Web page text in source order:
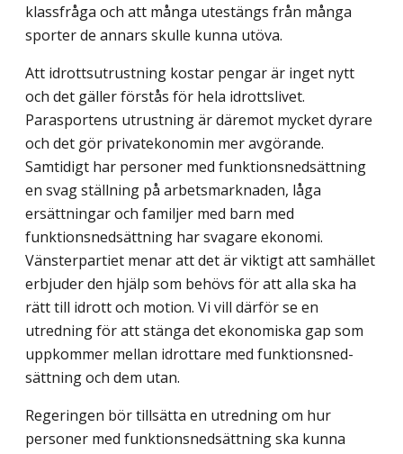
klassfråga och att många utestängs från många
sporter de annars skulle kunna utöva.
Att idrottsutrustning kostar pengar är inget nytt
och det gäller förstås för hela idrotts­livet.
Parasportens utrustning är däremot mycket dyrare
och det gör privatekonomin mer avgörande.
Samtidigt har personer med funktionsnedsättning
en svag ställning på arbets­marknaden, låga
ersättningar och familjer med barn med
funktionsnedsättning har sva­gare ekonomi.
Vänsterpartiet menar att det är viktigt att samhället
erbjuder den hjälp som behövs för att alla ska ha
rätt till idrott och motion. Vi vill därför se en
utredning för att stänga det ekonomiska gap som
uppkommer mellan idrottare med funktionsned­
sättning och dem utan.
Regeringen bör tillsätta en utredning om hur
personer med funktionsnedsättning ska kunna